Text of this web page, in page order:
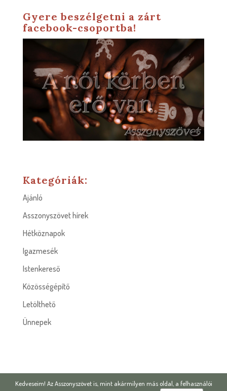
Gyere beszélgetni a zárt
facebook-csoportba!
Kategóriák:
Ajánló
Asszonyszövet hírek
Hétköznapok
Igazmesék
Istenkereső
Közösségépítő
Letölthető
Ünnepek
Kedveseim! Az Asszonyszövet is, mint akármilyen más oldal, a felhasználói